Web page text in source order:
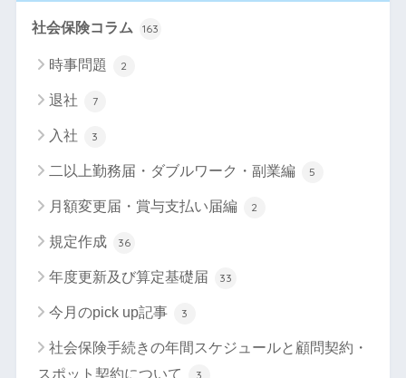
社会保険コラム 163
時事問題 2
退社 7
入社 3
二以上勤務届・ダブルワーク・副業編 5
月額変更届・賞与支払い届編 2
規定作成 36
年度更新及び算定基礎届 33
今月のpick up記事 3
社会保険手続きの年間スケジュールと顧問契約・
スポット契約について
3